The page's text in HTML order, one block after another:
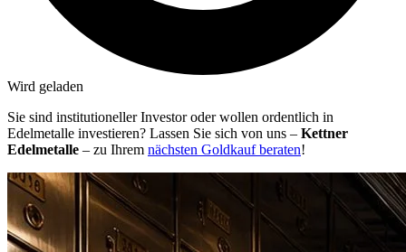
Wird geladen
Sie sind institutioneller Investor oder wollen ordentlich in
Edelmetalle investieren? Lassen Sie sich von uns – Kettner
Edelmetalle – zu Ihrem nächsten Goldkauf beraten!